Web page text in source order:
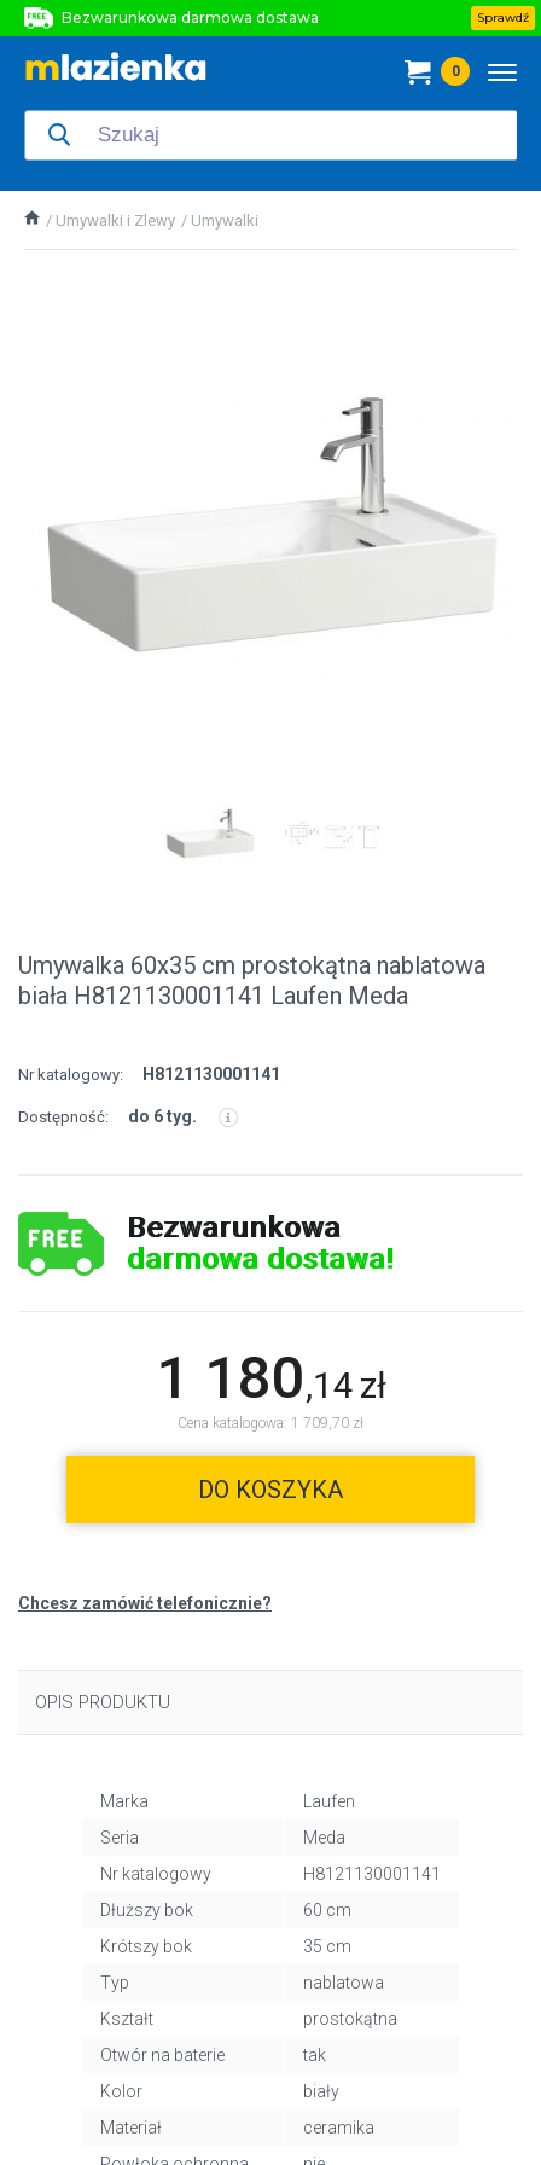
Bezwarunkowa darmowa dostawa
Bezwarunkowa darmowa dostawa
Sprawdź
0
Umywalki i Zlewy Umywalki
Umywalka 60x35 cm prostokątna nablatowa
biała H8121130001141 Laufen Meda
Nr katalogowy: H8121130001141
Dostępność: do 6 tyg.
Bezwarunkowa
darmowa dostawa!
1 180,14 zł
Cena katalogowa: 1 709,70 zł
DO KOSZYKA
Chcesz zamówić telefonicznie?
OPIS PRODUKTU
Marka
Laufen
Seria
Meda
Nr katalogowy
H8121130001141
Dłuższy bok
60 cm
Krótszy bok
35 cm
Typ
nablatowa
Kształt
prostokątna
Otwór na baterie
tak
Kolor
biały
Materiał
ceramika